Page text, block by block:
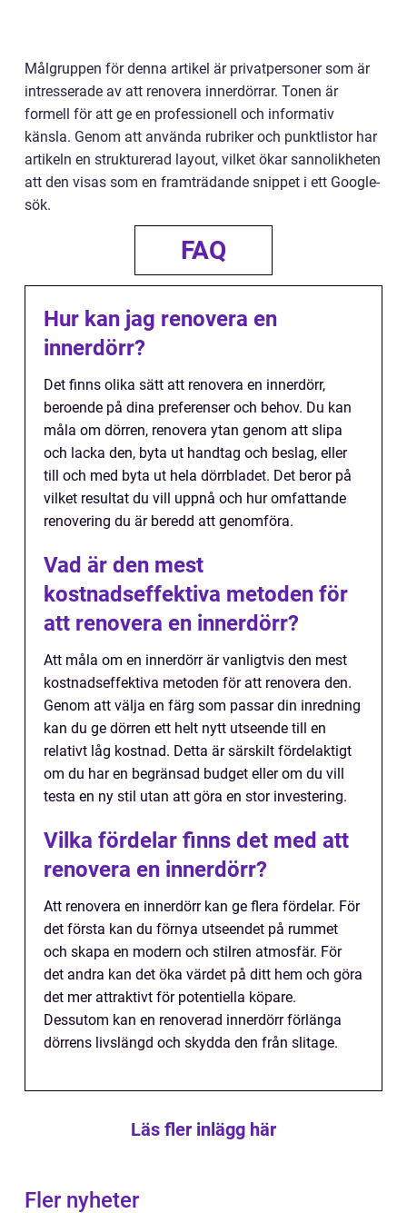
Målgruppen för denna artikel är privatpersoner som är
intresserade av att renovera innerdörrar. Tonen är
formell för att ge en professionell och informativ
känsla. Genom att använda rubriker och punktlistor har
artikeln en strukturerad layout, vilket ökar sannolikheten
att den visas som en framträdande snippet i ett Google-
sök.
FAQ
Hur kan jag renovera en
innerdörr?
Det finns olika sätt att renovera en innerdörr,
beroende på dina preferenser och behov. Du kan
måla om dörren, renovera ytan genom att slipa
och lacka den, byta ut handtag och beslag, eller
till och med byta ut hela dörrbladet. Det beror på
vilket resultat du vill uppnå och hur omfattande
renovering du är beredd att genomföra.
Vad är den mest
kostnadseffektiva metoden för
att renovera en innerdörr?
Att måla om en innerdörr är vanligtvis den mest
kostnadseffektiva metoden för att renovera den.
Genom att välja en färg som passar din inredning
kan du ge dörren ett helt nytt utseende till en
relativt låg kostnad. Detta är särskilt fördelaktigt
om du har en begränsad budget eller om du vill
testa en ny stil utan att göra en stor investering.
Vilka fördelar finns det med att
renovera en innerdörr?
Att renovera en innerdörr kan ge flera fördelar. För
det första kan du förnya utseendet på rummet
och skapa en modern och stilren atmosfär. För
det andra kan det öka värdet på ditt hem och göra
det mer attraktivt för potentiella köpare.
Dessutom kan en renoverad innerdörr förlänga
dörrens livslängd och skydda den från slitage.
Läs fler inlägg här
Fler nyheter